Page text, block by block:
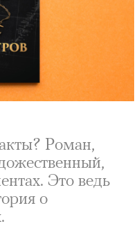
Роман,
Это ведь
о